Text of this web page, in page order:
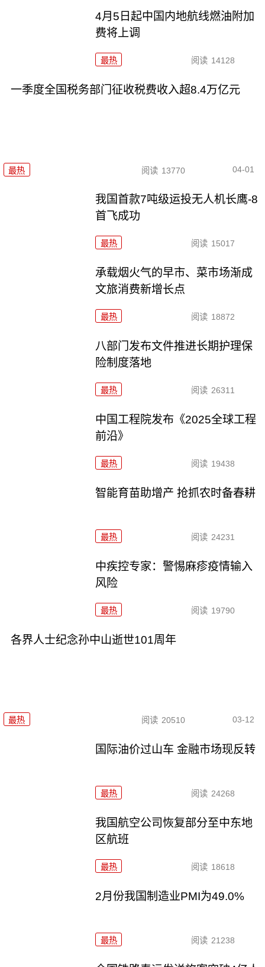
4月5日起中国内地航线燃油附加
费将上调
最热 阅读 14128
一季度全国税务部门征收税费收入超8.4万亿元
最热 阅读 13770 04-01
我国首款7吨级运投无人机长鹰-8
首飞成功
最热 阅读 15017
承载烟火气的早市、菜市场渐成
文旅消费新增长点
最热 阅读 18872
八部门发布文件推进长期护理保
险制度落地
最热 阅读 26311
中国工程院发布《2025全球工程
前沿》
最热 阅读 19438
智能育苗助增产 抢抓农时备春耕
最热 阅读 24231
中疾控专家：警惕麻疹疫情输入
风险
最热 阅读 19790
各界人士纪念孙中山逝世101周年
最热 阅读 20510 03-12
国际油价过山车 金融市场现反转
最热 阅读 24268
我国航空公司恢复部分至中东地
区航班
最热 阅读 18618
2月份我国制造业PMI为49.0%
最热 阅读 21238